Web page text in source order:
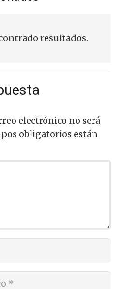
resultados.
electrónico no será
obligatorios están